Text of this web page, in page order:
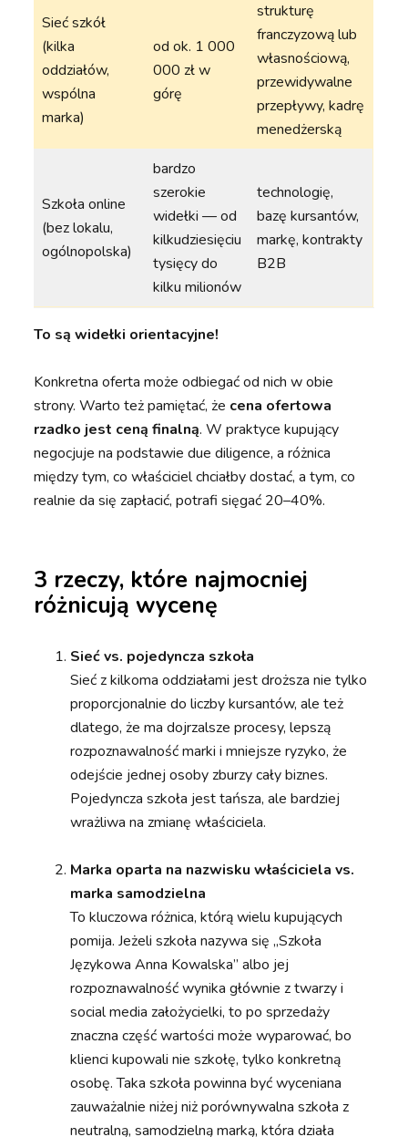
Sieć szkół
(kilka
oddziałów,
wspólna
marka)
od ok. 1 000
000 zł w
górę
strukturę
franczyzową lub
własnościową,
przewidywalne
przepływy, kadrę
menedżerską
Szkoła online
(bez lokalu,
ogólnopolska)
bardzo
szerokie
widełki — od
kilkudziesięciu
tysięcy do
kilku milionów
technologię,
bazę kursantów,
markę, kontrakty
B2B
To są widełki orientacyjne!
Konkretna oferta może odbiegać od nich w obie
strony. Warto też pamiętać, że cena ofertowa
rzadko jest ceną finalną. W praktyce kupujący
negocjuje na podstawie due diligence, a różnica
między tym, co właściciel chciałby dostać, a tym, co
realnie da się zapłacić, potrafi sięgać 20–40%.
3 rzeczy, które najmocniej
różnicują wycenę
Sieć vs. pojedyncza szkoła
Sieć z kilkoma oddziałami jest droższa nie tylko
proporcjonalnie do liczby kursantów, ale też
dlatego, że ma dojrzalsze procesy, lepszą
rozpoznawalność marki i mniejsze ryzyko, że
odejście jednej osoby zburzy cały biznes.
Pojedyncza szkoła jest tańsza, ale bardziej
wrażliwa na zmianę właściciela.
Marka oparta na nazwisku właściciela vs.
marka samodzielna
To kluczowa różnica, którą wielu kupujących
pomija. Jeżeli szkoła nazywa się „Szkoła
Językowa Anna Kowalska” albo jej
rozpoznawalność wynika głównie z twarzy i
social media założycielki, to po sprzedaży
znaczna część wartości może wyparować, bo
klienci kupowali nie szkołę, tylko konkretną
osobę. Taka szkoła powinna być wyceniana
zauważalnie niżej niż porównywalna szkoła z
neutralną, samodzielną marką, która działa